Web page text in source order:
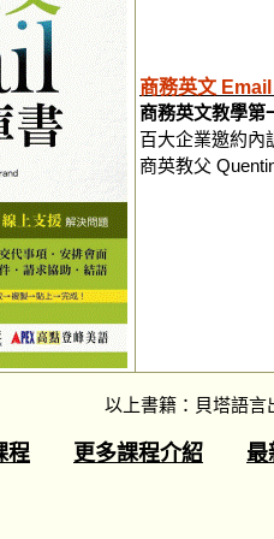
商務英文
商務英文教學
百大企業邀約內
商英教父
以上書籍：貝塔語言
程 更多課程介紹 最